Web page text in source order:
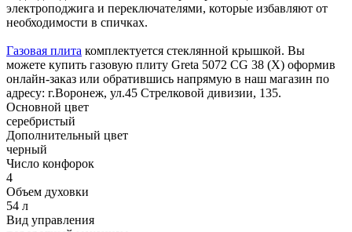
электроподжига и переключателями, которые избавляют от
необходимости в спичках.
Газовая плита комплектуется стеклянной крышкой. Вы
можете купить газовую плиту Greta 5072 CG 38 (X) оформив
онлайн-заказ или обратившись напрямую в наш магазин по
адресу: г.Воронеж, ул.45 Стрелковой дивизии, 135.
Основной цвет
серебристый
Дополнительный цвет
черный
Число конфорок
4
Объем духовки
54 л
Вид управления